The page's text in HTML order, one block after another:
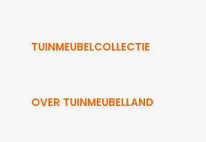
TUINMEUBELCOLLECTIE
OVER TUINMEUBELLAND